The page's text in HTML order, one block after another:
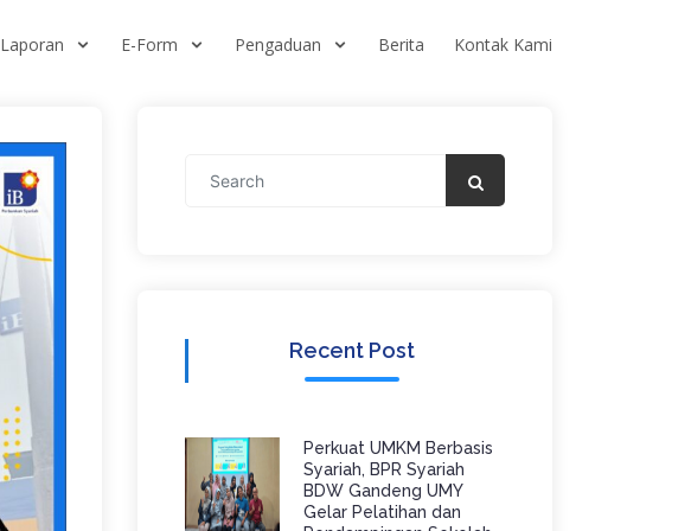
Laporan E-Form Pengaduan Berita Kontak Kami
Recent Post
Perkuat UMKM Berbasis
Syariah, BPR Syariah
BDW Gandeng UMY
Gelar Pelatihan dan